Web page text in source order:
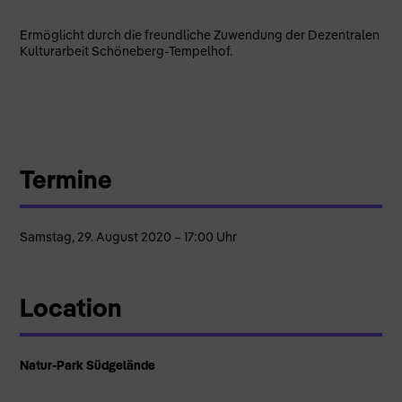
Ermöglicht durch die freundliche Zuwendung der Dezentralen
Kulturarbeit Schöneberg-Tempelhof.
Termine
Samstag, 29. August 2020 – 17:00 Uhr
Location
Natur-Park Südgelände